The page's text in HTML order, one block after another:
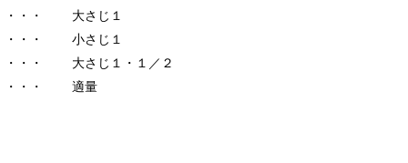
・・
大さじ１
・・
小さじ１
・・
大さじ１・１／２
・・
適量